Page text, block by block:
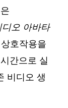
오 아바타
호작용을
간으로 실
비디오 생